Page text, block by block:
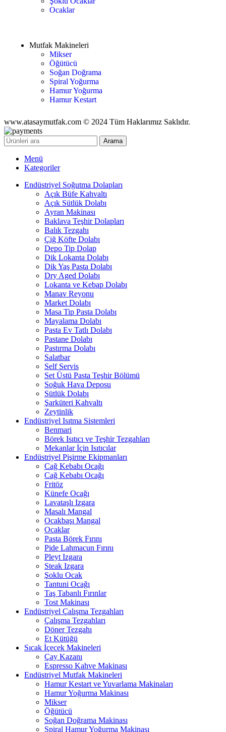
Ocaklar
Mutfak Makineleri
Mikser
Öğütücü
Soğan Doğrama
Spiral Yoğurma
Hamur Yoğurma
Hamur Kestart
www.atasaymutfak.com © 2024 Tüm Haklarımız Saklıdır.
Arama
Menü
Kategoriler
Endüstriyel Soğutma Dolapları
Açık Büfe Kahvaltı
Açık Sütlük Dolabı
Ayran Makinası
Baklava Teşhir Dolapları
Balık Tezgahı
Çiğ Köfte Dolabı
Depo Tip Dolap
Dik Lokanta Dolabı
Dik Yaş Pasta Dolabı
Dry Aged Dolabı
Lokanta ve Kebap Dolabı
Manav Reyonu
Market Dolabı
Masa Tip Pasta Dolabı
Mayalama Dolabı
Pasta Ev Tatlı Dolabı
Pastane Dolabı
Pastırma Dolabı
Salatbar
Self Servis
Set Üstü Pasta Teşhir Bölümü
Soğuk Hava Deposu
Sütlük Dolabı
Şarküteri Kahvaltı
Zeytinlik
Endüstriyel Isıtma Sistemleri
Benmari
Börek Isıtıcı ve Teşhir Tezgahları
Mekanlar İçin Isıtıcılar
Endüstriyel Pişirme Ekipmanları
Cağ Kebabı Ocağı
Cağ Kebabı Ocağı
Fritöz
Künefe Ocağı
Lavataşlı Izgara
Masalı Mangal
Ocakbaşı Mangal
Ocaklar
Pasta Börek Fırını
Pide Lahmacun Fırını
Pleyt Izgara
Steak Izgara
Şoklu Ocak
Tantuni Ocağı
Taş Tabanlı Fırınlar
Tost Makinası
Endüstriyel Çalışma Tezgahları
Çalışma Tezgahları
Döner Tezgahı
Et Kütüğü
Sıcak İçecek Makineleri
Çay Kazanı
Espresso Kahve Makinası
Endüstriyel Mutfak Makineleri
Hamur Kestart ve Yuvarlama Makinaları
Hamur Yoğurma Makinası
Mikser
Öğütücü
Soğan Doğrama Makinası
Spiral Hamur Yoğurma Makinası